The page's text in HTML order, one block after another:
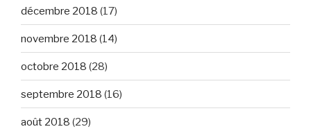
décembre 2018 (17)
novembre 2018 (14)
octobre 2018 (28)
septembre 2018 (16)
août 2018 (29)